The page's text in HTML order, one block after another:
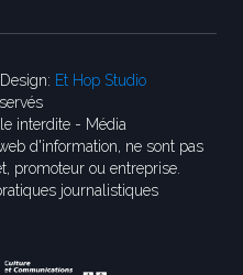
Design: Et Hop Studio
interdite - Média
d'information, ne sont pas
promoteur ou entreprise.
journalistiques